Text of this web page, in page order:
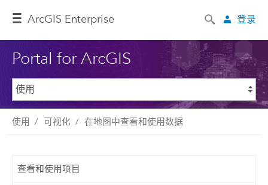
ArcGIS Enterprise 登录
Portal for ArcGIS
使用 可视化 在地图中查看和使用数据
查看和使用项目